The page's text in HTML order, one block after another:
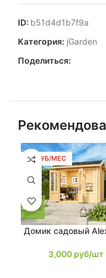
ID: b51d4d1b7f9a
Категория: jGarden
Поделиться:
57 РУБ/МЕС
Домик садовый
3,000 руб/шт